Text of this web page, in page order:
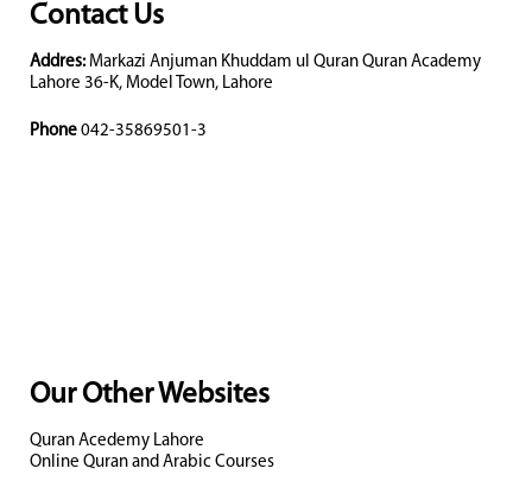
Contact Us
Addres: Markazi Anjuman Khuddam ul Quran Quran Academy
Lahore 36-K, Model Town, Lahore
Phone 042-35869501-3
Our Other Websites
Quran Acedemy Lahore
Online Quran and Arabic Courses